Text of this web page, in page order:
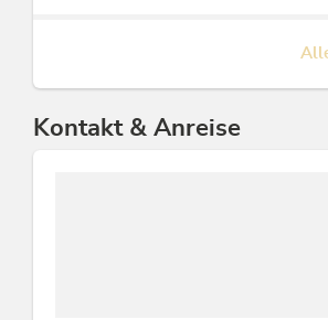
Motorrad, Haustiere nicht
Sonnenterrasse,
Restaurant, Terrasse,
Kontakt & Anreise